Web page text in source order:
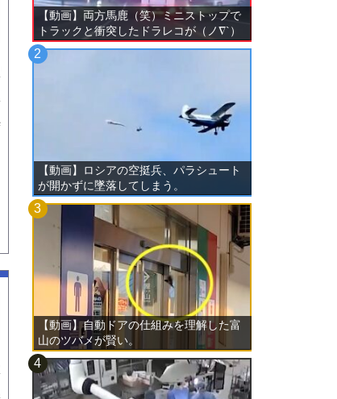
【動画】両方馬鹿（笑）ミニストップで
トラックと衝突したドラレコが（ノ∇`）
【動画】ロシアの空挺兵、パラシュート
が開かずに墜落してしまう。
【動画】自動ドアの仕組みを理解した富
山のツバメが賢い。